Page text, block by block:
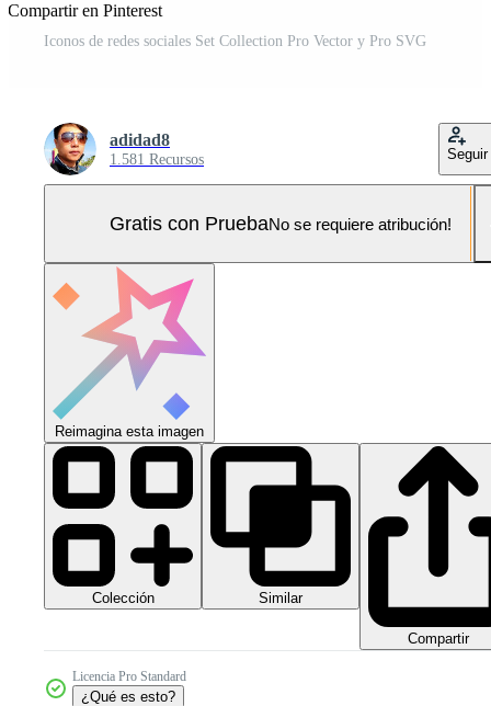
Compartir en Pinterest
Iconos de redes sociales Set Collection Pro Vector y Pro SVG
adidad8
1.581 Recursos Seguir
Gratis con PruebaNo se requiere atribución!
Reimagina esta imagen
Colección Similar
Compartir
Licencia Pro Standard
¿Qué es esto?